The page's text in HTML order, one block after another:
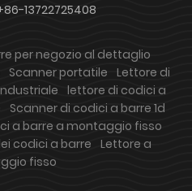
13722725408
per negozio al dettaglio
Scanner portatile Lettore di
lettore di codici a
Scanner di codici a barre 1d
a barre a montaggio fisso
codici a barre Lettore a
fisso